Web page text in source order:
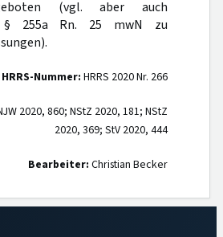
(vgl. aber auch
§ 255a Rn. 25 mwN zu
HRRS-Nummer: HRRS 2020 Nr. 266
2020, 860; NStZ 2020, 181; NStZ
2020, 369; StV 2020, 444
Bearbeiter: Christian Becker